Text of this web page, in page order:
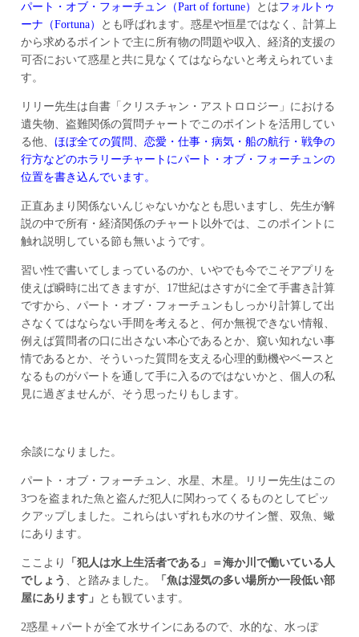
パート・オブ・フォーチュン（Part of fortune） とはフォルトゥ
ーナ（Fortuna）
とも呼ばれます。惑星や恒星ではなく、計算上
から求めるポイントで主に所有物の問題や収入、経済的支援の
可否において惑星と共に見なくてはならないと考えられていま
す。
リリー先生は自書「クリスチャン・アストロロジー」における
遺失物、盗難関係の質問チャートでこのポイントを活用してい
る他、 ほぼ全ての質問、恋愛・仕事・病気・船の航行・戦争の
行方などのホラリーチャートにパート・オブ・フォーチュンの
位置を書き込んでいます。
正直あまり関係ないんじゃないかなとも思いますし、先生が解
説の中で所有・経済関係のチャート以外では、このポイントに
触れ説明している節も無いようです。
習い性で書いてしまっているのか、いやでも今でこそアプリを
使えば瞬時に出てきますが、17世紀はさすがに全て手書き計算
ですから、パート・オブ・フォーチュンもしっかり計算して出
さなくてはならない手間を考えると、何か無視できない情報、
例えば質問者の口に出さない本心であるとか、窺い知れない事
情であるとか、そういった質問を支える心理的動機やベースと
なるものがパートを通して手に入るのではないかと、個人の私
見に過ぎませんが、そう思ったりもします。
余談になりました。
パート・オブ・フォーチュン、水星、木星。リリー先生はこの
3つを盗まれた魚と盗んだ犯人に関わってくるものとしてピッ
クアップしました。これらはいずれも水のサイン蟹、双魚、蠍
にあります。
ここより
「犯人は水上生活者である」＝海か川で働いている人
でしょう 、と踏みました。
「魚は湿気の多い場所か一段低い部
屋にあります」 とも観ています。
2惑星＋パートが全て水サインにあるので、水的な、水っぽ